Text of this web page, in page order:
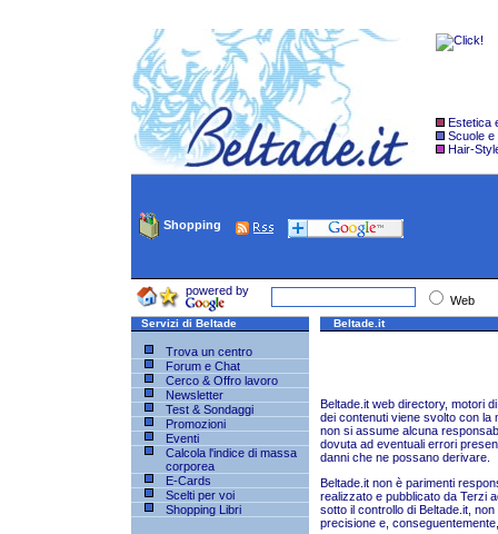
Estetica
Scuole e
Hair-
Shopping
powered by
Web
Servizi di Beltade
Trova un centro
Forum e Chat
Cerco & Offro lavoro
Newsletter
Test & Sondaggi
Promozioni
Eventi
Calcola l'indice di massa
corporea
E-Cards
Scelti per voi
Shopping Libri
Beltade.it
Beltade.it web directory, motori
dei contenuti viene svolto con la
non si assume alcuna
dovuta ad eventuali errori
danni che ne possano derivare.
Beltade.it non è parimenti
realizzato e pubblicato da Terzi
sotto il controllo di Beltade.it,
precisione e,